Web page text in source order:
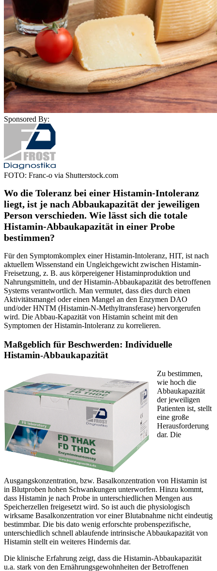
Sponsored By:
FOTO: Franc-o via Shutterstock.com
Wo die Toleranz bei einer Histamin-Intoleranz
liegt, ist je nach Abbaukapazität der jeweiligen
Person verschieden. Wie lässt sich die totale
Histamin-Abbaukapazität in einer Probe
bestimmen?
Für den Symptomkomplex einer Histamin-Intoleranz, HIT, ist nach
aktuellem Wissenstand ein Ungleichgewicht zwischen Histamin-
Freisetzung, z. B. aus körpereigener Histaminproduktion und
Nahrungsmitteln, und der Histamin-Abbaukapazität des betroffenen
Systems verantwortlich. Man vermutet, dass dies durch einen
Aktivitätsmangel oder einen Mangel an den Enzymen DAO
und/oder HNTM (Histamin-N-Methyl­trans­ferase) hervorgerufen
wird. Die Abbau-Kapazität von Histamin scheint mit den
Symptomen der Histamin-Intoleranz zu korrelieren.
Maßgeblich für Beschwerden: Individuelle
Histamin-Abbaukapazität
Zu bestimmen,
wie hoch die
Abbaukapazität
der jeweiligen
Patienten ist, stellt
eine große
Herausforderung
dar. Die
Ausgangskonzentration, bzw. Basalkonzentration von Histamin ist
in Blutproben hohen Schwankungen unterworfen. Hinzu kommt,
dass Histamin je nach Probe in unterschiedlichen Mengen aus
Speicherzellen freigesetzt wird. So ist auch die physiologisch
wirksame Basalkonzentration vor einer Blutabnahme nicht eindeutig
bestimmbar. Die bis dato wenig erforschte probenspezifische,
unterschiedlich schnell ablaufende intrinsische Abbaukapazität von
Histamin stellt ein weiteres Hindernis dar.
Die klinische Erfahrung zeigt, dass die Histamin-Abbaukapazität
u.a. stark von den Ernährungsgewohnheiten der Betroffenen